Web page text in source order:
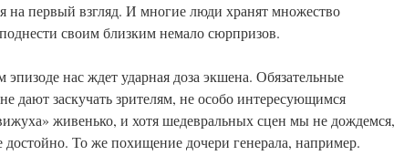
на первый взгляд. И многие люди хранят множество
своим близким немало сюрпризов.
нас ждет ударная доза экшена. Обязательные
дают заскучать зрителям, не особо интересующимся
живенько, и хотя шедевральных сцен мы не дождемся,
достойно. То же похищение дочери генерала, например.